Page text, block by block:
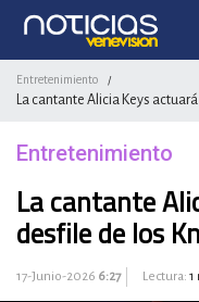
Entretenimiento /
La cantante Alicia Keys
Entretenimiento
La cantante
desfile de los
17-Junio-2026 6:27 Lectura: 1